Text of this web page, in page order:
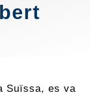
Suïssa, es va